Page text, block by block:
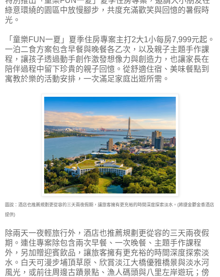
綠意環繞的園區中放慢腳步，共度充滿歡笑與回憶的暑假時
光。
「童樂FUN一夏」夏季住房專案主打2大1小每房7,999元起。
一泊二食方案包含早餐與晚餐各乙次，以及親子主題手作課
程，讓孩子透過動手創作激發想像力與創造力，也讓家長在
陪伴過程中留下珍貴的親子回憶。從舒適住宿、美味餐點到
寓教於樂的活動安排，一次滿足家庭出遊所需。
圖說：酒店也推薦規劃更從容的三天兩夜假期，讓旅客擁有更充裕的時間深度探索淡水。(將捷金鬱金香酒店
提供)
除兩天一夜輕旅行外，酒店也推薦規劃更從容的三天兩夜假
期。連住專案除包含兩次早餐、一次晚餐、主題手作課程
外，另加贈迎賓飲品，讓旅客擁有更充裕的時間深度探索淡
水。白天可漫步埔頂草原、欣賞淡江大橋優雅橋景與淡水河
風光，或前往周邊古蹟景點、漁人碼頭與八里左岸遊玩；傍